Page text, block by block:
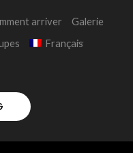
arriver
Galerie
Français